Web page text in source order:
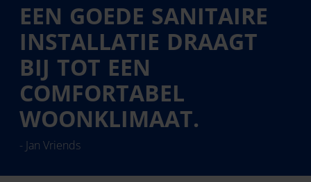
EEN GOEDE SANITAIRE
INSTALLATIE DRAAGT
BIJ TOT EEN
COMFORTABEL
WOONKLIMAAT.
- Jan Vriends